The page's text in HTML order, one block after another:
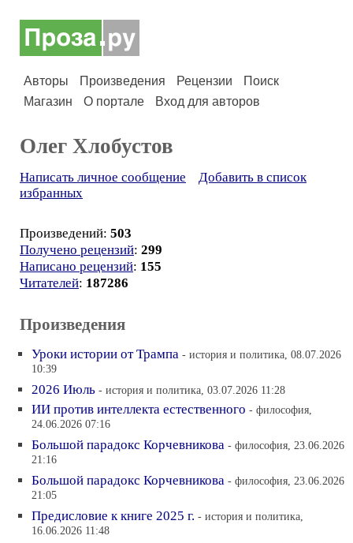
Авторы Произведения Рецензии
Поиск
Магазин
О портале Вход для авторов
Олег Хлобустов
Написать личное сообщение
Добавить в список
избранных
Произведений: 503
Получено рецензий: 299
Написано рецензий: 155
Читателей: 187286
Произведения
Уроки истории от Трампа - история и политика, 08.07.2026
10:39
2026 Июль - история и политика, 03.07.2026 11:28
ИИ против интеллекта естественного - философия,
24.06.2026 07:16
Большой парадокс Корчевникова - философия, 23.06.2026
21:16
Большой парадокс Корчевникова - философия, 23.06.2026
21:05
Предисловие к книге 2025 г. - история и политика,
16.06.2026 11:48